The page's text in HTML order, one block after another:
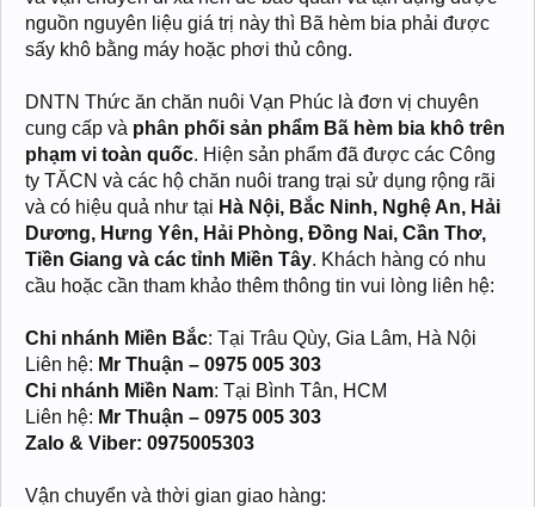
nguồn nguyên liệu giá trị này thì Bã hèm bia phải được
sấy khô bằng máy hoặc phơi thủ công.
DNTN Thức ăn chăn nuôi Vạn Phúc là đơn vị chuyên
cung cấp và phân phối sản phẩm Bã hèm bia khô trên
phạm vi toàn quốc. Hiện sản phẩm đã được các Công
ty TĂCN và các hộ chăn nuôi trang trại sử dụng rộng rãi
và có hiệu quả như tại Hà Nội, Bắc Ninh, Nghệ An, Hải
Dương, Hưng Yên, Hải Phòng, Đồng Nai, Cần Thơ,
Tiền Giang và các tỉnh Miền Tây. Khách hàng có nhu
cầu hoặc cần tham khảo thêm thông tin vui lòng liên hệ:
Chi nhánh Miền Bắc: Tại Trâu Qùy, Gia Lâm, Hà Nội
Liên hệ: Mr Thuận – 0975 005 303
Chi nhánh Miền Nam: Tại Bình Tân, HCM
Liên hệ: Mr Thuận – 0975 005 303
Zalo & Viber: 0975005303
Vận chuyển và thời gian giao hàng: